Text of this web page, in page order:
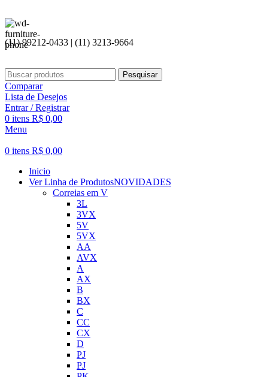
(11) 99212-0433 | (11) 3213-9664
Pesquisar
Comparar
Lista de Desejos
Entrar / Registrar
0 itens R$ 0,00
Menu
0 itens R$ 0,00
Inicio
Ver Linha de ProdutosNOVIDADES
Correias em V
3L
3VX
5V
5VX
AA
AVX
A
AX
B
BX
C
CC
CX
D
PJ
PJ